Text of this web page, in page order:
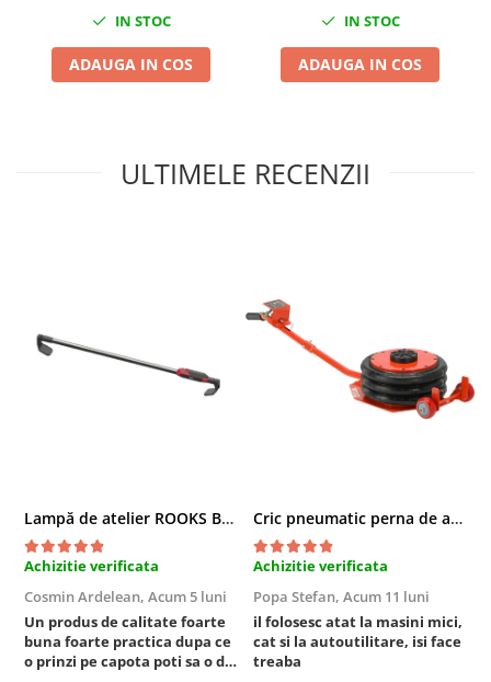
Compresoare
Pistoale de vopsit
Diagnoza si masurari
Sistem Vibro-Power
Sisteme de ridicare si sustinere
Capre Auto
Cricuri Hidraulice
Surubelnite Si Biti
IN STOC
ADAUGA IN COS
IN STOC
ADAUGA IN COS
ULTIMELE RECENZII
Lampă de atelier ROOKS B2 HYBRID pentru capotă, 2000 lumeni, 5000 mAh
Achizitie verificata
Cosmin Ardelean, Acum 5 luni
Un produs de calitate foarte
buna foarte practica dupa ce
o prinzi pe capota poti sa o dai
Cric pneumatic perna de aer cu inaltator 6T
Achizitie verificata
Popa Stefan, Acum 11 luni
il folosesc atat la masini mici,
cat si la autoutilitare, isi face
treaba